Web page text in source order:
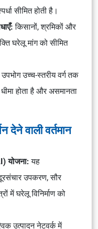
सीमित होती है।
किसानों, श्रमिकों और
घरेलू मांग को सीमित
उच्च-स्तरीय वर्ग तक
होता है और असमानता
देने वाली वर्तमान
योजना:यह
उपकरण, सौर
में घरेलू विनिर्माण को
उत्पादन नेटवर्क में